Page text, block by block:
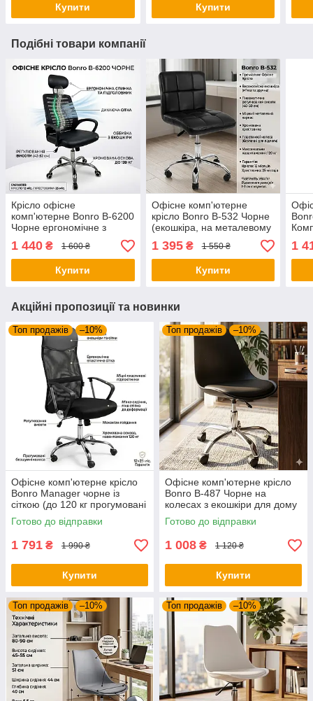
Купити Купити
Подібні товари компанії
Крісло офісне
комп'ютерне Bonro B-6200
Чорне ергономічне з
вентильованою сіткою (до
120 кг)
1 440 ₴ 1 600 ₴
Купити
Офісне комп'ютерне
крісло Bonro B-532 Чорне
(екошкіра, на металевому
каркасі) для роботи та
дому
1 395₴ 1 550 ₴
Купити
1
Акційні пропозиції та новинки
Топ продажів –10%
Офісне комп'ютерне крісло
Bonro Manager чорне із
сіткою (до 120 кг прогумовані
колеса)
Готово до відправки
1 791 ₴ 1 990 ₴
Купити
Топ продажів –10%
Офісне комп'ютерне крісло
Bonro B-487 Чорне на
колесах з екошкіри для дому
та офісу (до 120 кг)
Готово до відправки
1 008 ₴ 1 120 ₴
Купити
Топ продажів –10% Топ продажів –10%